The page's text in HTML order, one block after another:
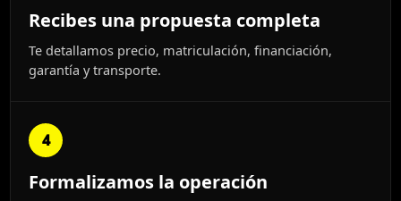
Recibes una propuesta completa
Te detallamos precio, matriculación, financiación,
garantía y transporte.
4
Formalizamos la operación